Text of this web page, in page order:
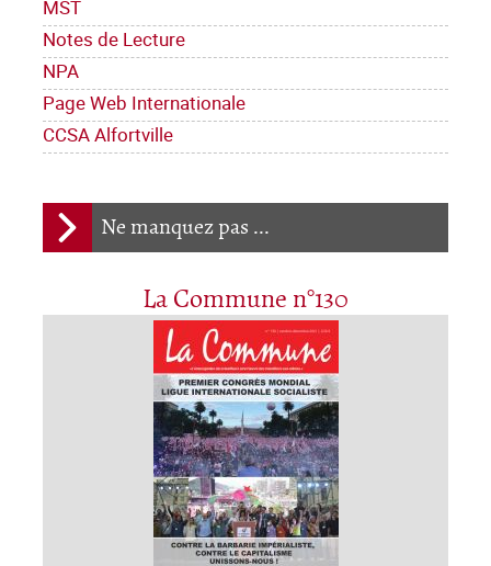
MST
Notes de Lecture
NPA
Page Web Internationale
CCSA Alfortville
Ne manquez pas ...
La Commune n°130